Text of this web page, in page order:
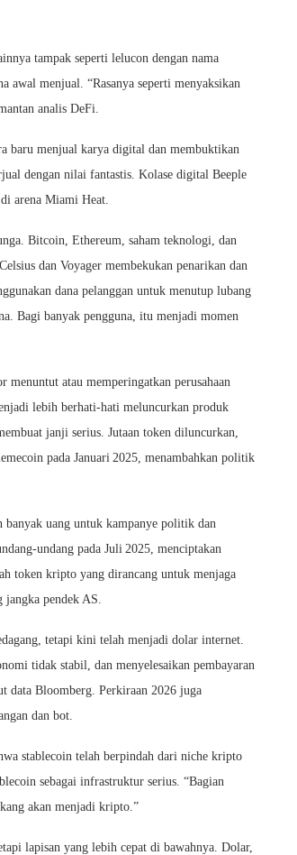
tampak seperti lelucon dengan nama
menjual. “Rasanya seperti menyaksikan
analis DeFi.
baru menjual karya digital dan membuktikan
dengan nilai fantastis. Kolase digital Beeple
arena Miami Heat.
Bitcoin, Ethereum, saham teknologi, dan
dan Voyager membekukan penarikan dan
dana pelanggan untuk menutup lubang
Bagi banyak pengguna, itu menjadi momen
atau memperingatkan perusahaan
lebih berhati‑hati meluncurkan produk
janji serius. Jutaan token diluncurkan,
pada Januari 2025, menambahkan politik
banyak uang untuk kampanye politik dan
pada Juli 2025, menciptakan
token kripto yang dirancang untuk menjaga
pendek AS.
tetapi kini telah menjadi dolar internet.
tidak stabil, dan menyelesaikan pembayaran
data Bloomberg. Perkiraan 2026 juga
dan bot.
stablecoin telah berpindah dari niche kripto
sebagai infrastruktur serius. “Bagian
akan menjadi kripto.”
lapisan yang lebih cepat di bawahnya. Dolar,